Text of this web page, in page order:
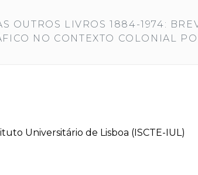
OUTROS LIVROS 1884-1974:
NO CONTEXTO COLONIAL
Universitário de Lisboa (ISCTE-IUL)